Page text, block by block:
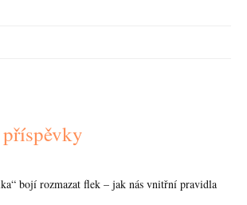
bojí rozmazat flek – jak nás vnitřní pravidla